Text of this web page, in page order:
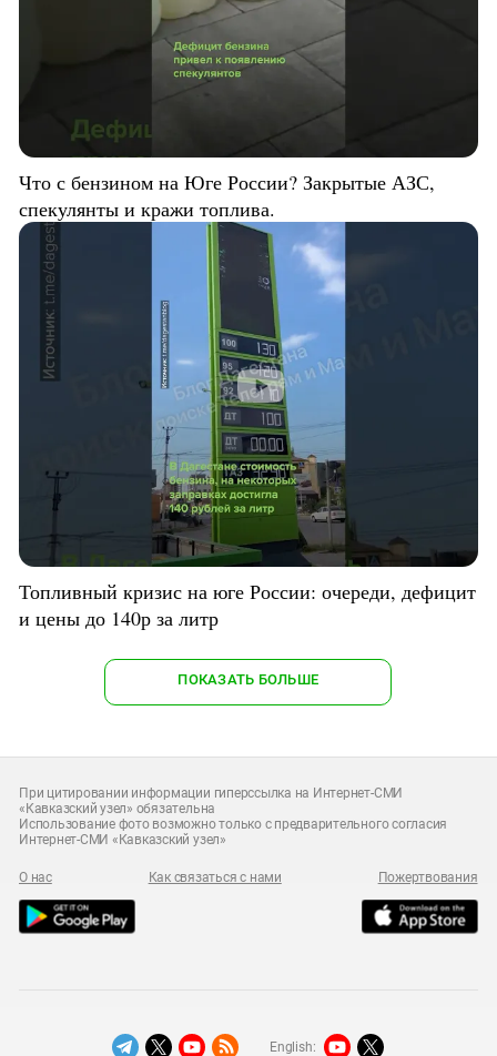
Что с бензином на Юге России? Закрытые АЗС,
спекулянты и кражи топлива.
Топливный кризис на юге России: очереди, дефицит
и цены до 140р за литр
ПОКАЗАТЬ БОЛЬШЕ
При цитировании информации гиперссылка на Интернет-СМИ
«Кавказский узел» обязательна
Использование фото возможно только с предварительного согласия
Интернет-СМИ «Кавказский узел»
О нас Как связаться с нами Пожертвования
English: